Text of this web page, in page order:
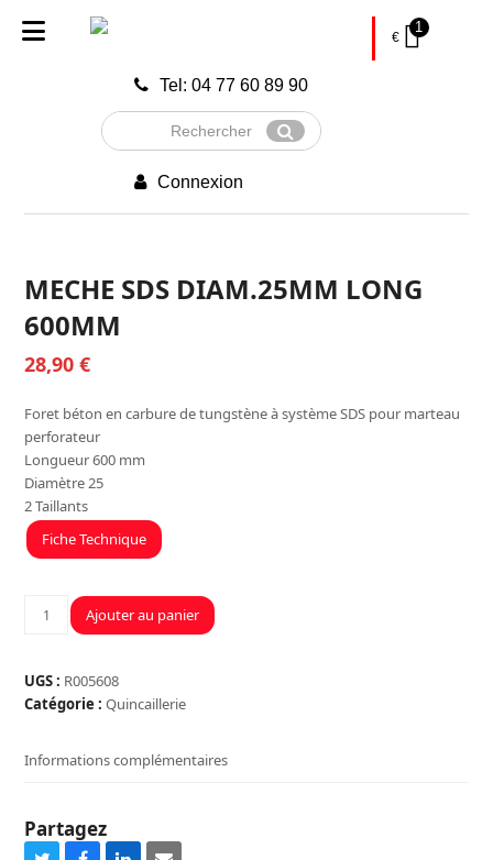
Tel: 04 77 60 89 90
Rechercher
Envoyer
Connexion
€
1
MECHE SDS DIAM.25MM LONG
600MM
28,90€
Foret béton en carbure de tungstène à système SDS pour marteau
perforateur
Longueur 600 mm
Diamètre 25
2 Taillants
Fiche Technique
quantité
SDS
DIAM.25MM
Ajouter au panier
UGS : R005608
Catégorie : Quincaillerie
Informations complémentaires
Partagez